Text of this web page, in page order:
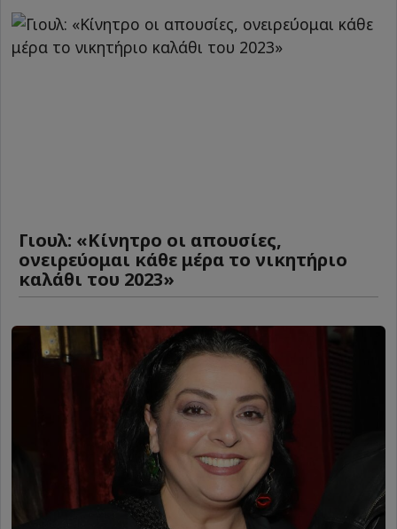
Γιουλ: «Κίνητρο οι απουσίες,
ονειρεύομαι κάθε μέρα το νικητήριο
καλάθι του 2023»